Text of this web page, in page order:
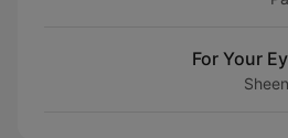
For Your